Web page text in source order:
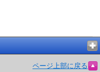
ページ上部に戻る